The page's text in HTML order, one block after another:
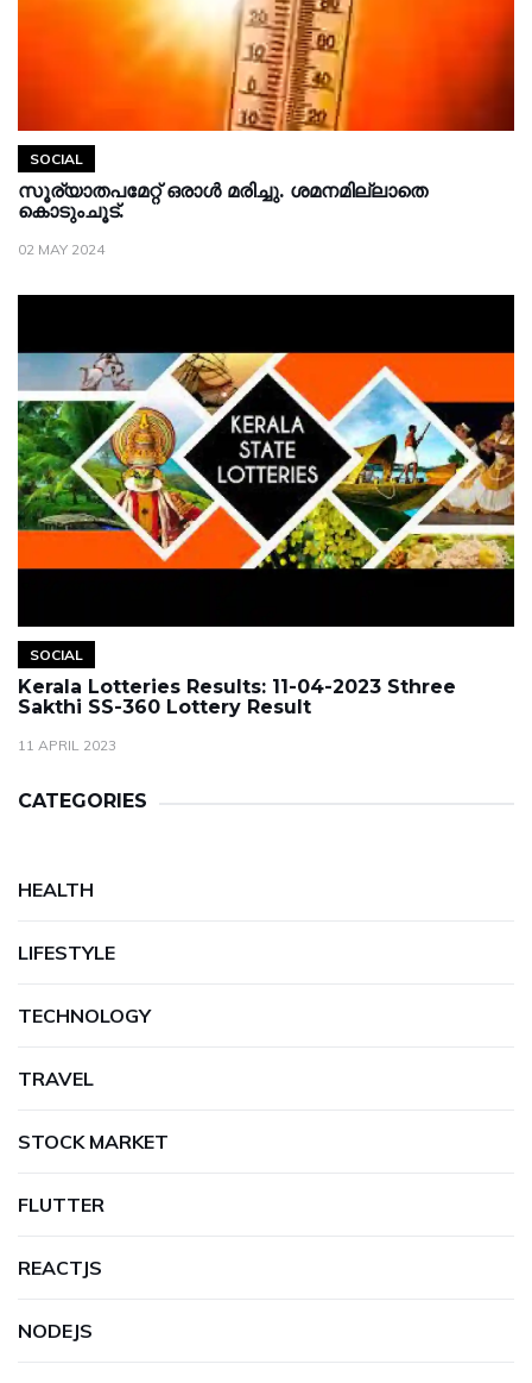
SOCIAL
സൂര്യാതപമേറ്റ് ഒരാൾ മരിച്ചു. ശമനമില്ലാതെ
കൊടുംചൂട്.
02 MAY 2024
SOCIAL
Kerala Lotteries Results: 11-04-2023 Sthree
Sakthi SS-360 Lottery Result
11 APRIL 2023
CATEGORIES
HEALTH
LIFESTYLE
TECHNOLOGY
TRAVEL
STOCK MARKET
FLUTTER
REACTJS
NODEJS